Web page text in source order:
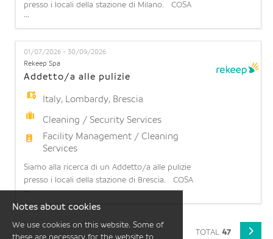
presso i locali della stazione di Milano. COSA
OFFRIAMO: Contratto part-time: 20 ore settimanali
(part time orizzontale 50%) su 5 giorni lavorativi a
settimana (turnazione da lunedì a domenica).
Possibilità di stabilità: l'opportunità di operare in
una realtà strutturata con prospettive di contin
...
01/07/2026 - 30/09/2026
Rekeep Spa
Addetto/a alle pulizie
Italy, Lombardy, Brescia
Cleaning / Security Services
Facility Management / Cleaning
Services
Siamo alla ricerca di un Addetto/a alle pulizie
presso i locali della stazione di Brescia. COSA
OFFRIAMO: Contratto part-time: 12 ore settimanali
(part time orizzontale 30%) su 6 giorni lavorativi a
Possibilità di stabilità: l'opportunità di operare in
...
TOTAL 47
Notes about cookies
We use cookies on this website. Some of
these are necessary for the website to